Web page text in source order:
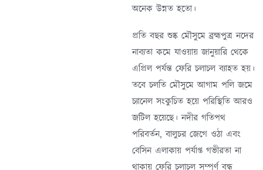
অনেক উন্নত হতো।
প্রতি বছর শুষ্ক মৌসুমে ব্রহ্মপুত্র নদের
নাব্যতা কমে যাওয়ায় জানুয়ারি থেকে
এপ্রিল পর্যন্ত ফেরি চলাচল ব্যাহত হয়।
তবে চলতি মৌসুমে আগাম পলি জমে
চ্যানেল সংকুচিত হয়ে পরিস্থিতি আরও
জটিল হয়েছে। নদীর গতিপথ
পরিবর্তন, বালুচর জেগে ওঠা এবং
বেসিন এলাকায় পর্যাপ্ত গভীরতা না
থাকায় ফেরি চলাচল সম্পূর্ণ বন্ধ